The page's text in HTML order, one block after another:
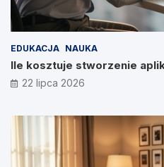
EDUKACJA NAUKA
Ile kosztuje stworzenie
22 lipca 2026